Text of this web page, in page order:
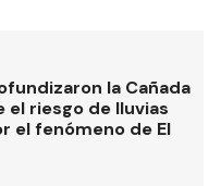
la Cañada
el riesgo de lluvias
el fenómeno de El